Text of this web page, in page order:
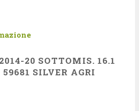
20 SOTTOMIS. 16.1
59681 SILVER AGRI